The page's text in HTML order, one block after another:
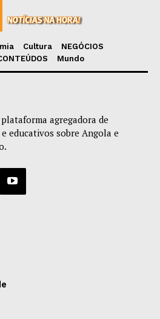
Cultura
NEGÓCIOS
Mundo
agregadora de
educativos sobre Angola e